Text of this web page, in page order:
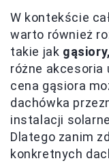
W kontekście
warto również
takie jak
różne akcesoria
cena gąsiora
dachówka
instalacji
Dlatego zanim
konkretnych